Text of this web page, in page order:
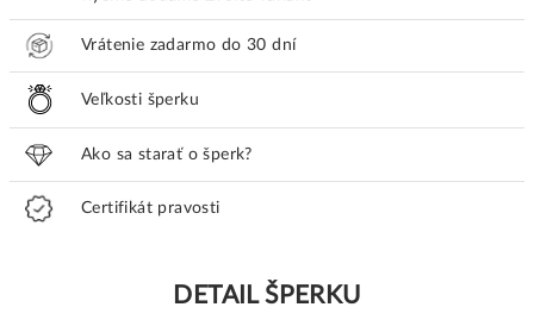
Vrátenie zadarmo do 30 dní
Veľkosti šperku
Ako sa starať o šperk?
Certifikát pravosti
DETAIL ŠPERKU